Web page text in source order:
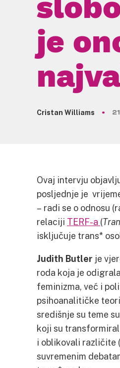
je
Cristan Williams
Ovaj intervju
posljednje je
– radi se o odnosu
relaciji TERF-a (
isključuje trans*
Judith Butler je
roda koja je
feminizma, već i
psihoanalitičke
središnje su teme
koji su
i oblikovali različite
suvremenim